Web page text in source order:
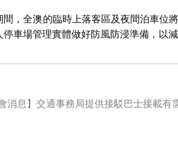
間，全澳的臨時上落客區及夜間泊車位
車場管理實體做好防風防浸準備，以減
會消息】交通事務局提供接駁巴士接載